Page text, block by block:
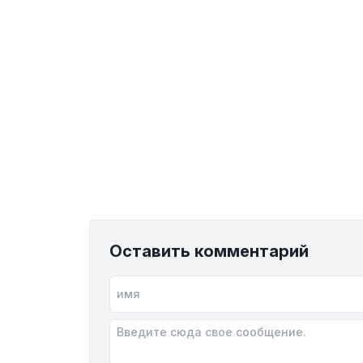
Оставить комментарий